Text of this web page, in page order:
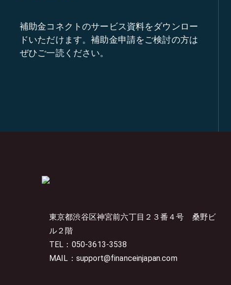
補助金コネクトのサービス資料をダウンロー
ドいただけます。補助金申請をご検討の方は
ぜひご一読ください。
東京都渋谷区神宮前六丁目２３番４号 桑野ビ
ル２階
TEL：050-3613-3538
MAIL：support@financeinjapan.com